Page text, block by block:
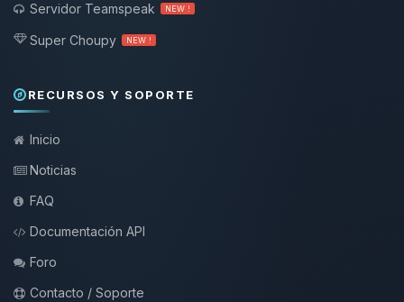
Servidor Teamspeak
NEW !
Super Choupy NEW !
RECURSOS Y SOPORTE
Inicio
Noticias
FAQ
Documentación API
Foro
Contacto / Soporte